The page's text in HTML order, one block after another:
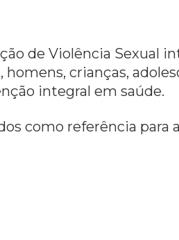
de Violência Sexual
crianças,
integral em saúde.
como referência